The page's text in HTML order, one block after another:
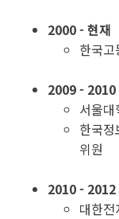
2000 - 현재
한국
2009 - 2010
서울
한국
위원
2010 - 2012
대한